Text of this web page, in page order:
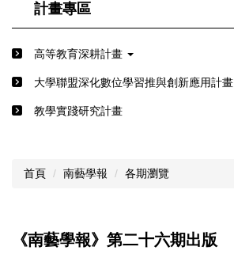
計畫專區
高等教育深耕計畫
⼤學聯盟深化數位學習推與創新應⽤計畫
教學實踐研究計畫
首頁 南藝學報 各期瀏覽
《南藝學報》第二十六期出版